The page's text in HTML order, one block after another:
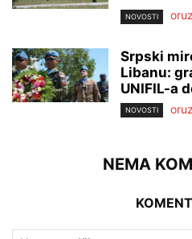
NOVOSTI
Srpski
Libanu:
UNIFIL-a
NOVOSTI
NEMA